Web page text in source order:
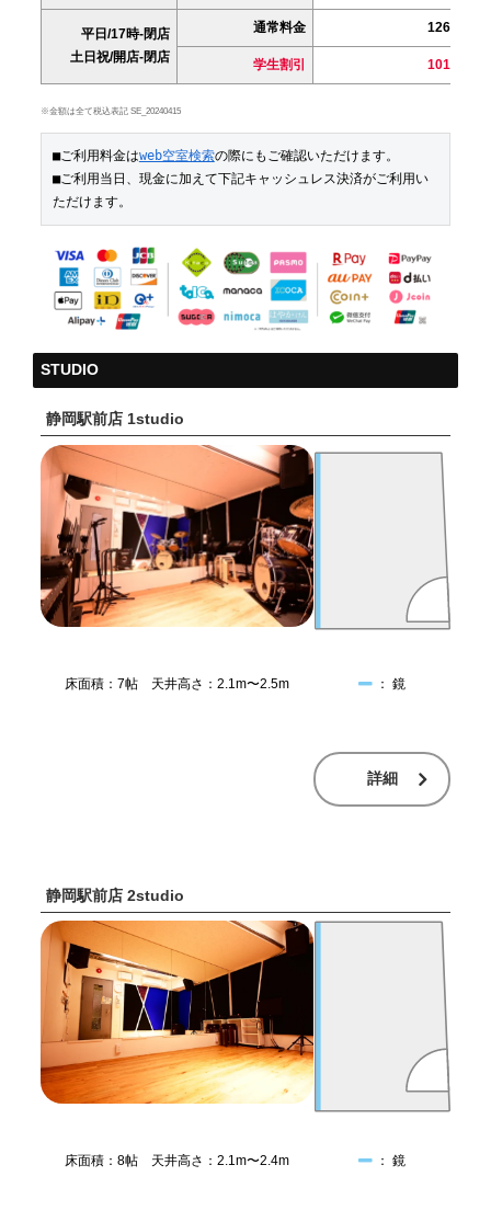
平日/17時-閉店
土日祝/開店-閉店
通常料金 1265円
学生割引 1012円
※金額は全て税込表記 SE_20240415
■ご利用料金はweb空室検索の際にもご確認いただけます。
■ご利用当日、現金に加えて下記キャッシュレス決済がご利用い
ただけます。
STUDIO
静岡駅前店 1studio
床面積：7帖 天井高さ：2.1m〜2.5m ： 鏡
詳細
静岡駅前店 2studio
床面積：8帖 天井高さ：2.1m〜2.4m ： 鏡